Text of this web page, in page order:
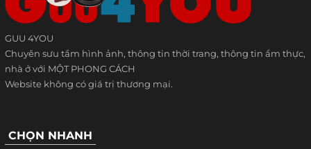
GUU 4YOU
Chuyên sưu tầm hình ảnh, thông tin thời trang, thông tin ẩm thực,
nhà ở với MỘT PHONG CÁCH
Website không có giá trị thương mại.
CHỌN NHANH